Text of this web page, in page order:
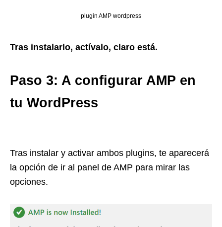
plugin AMP wordpress
Tras instalarlo, actívalo, claro está.
Paso 3: A configurar AMP en
tu WordPress
Tras instalar y activar ambos plugins, te aparecerá
la opción de ir al panel de AMP para mirar las
opciones.